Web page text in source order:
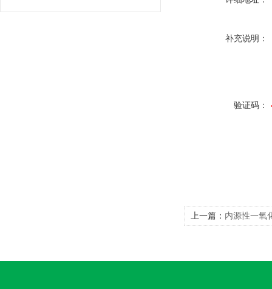
补充说明：
验证码：
上一篇： 内源性一氧